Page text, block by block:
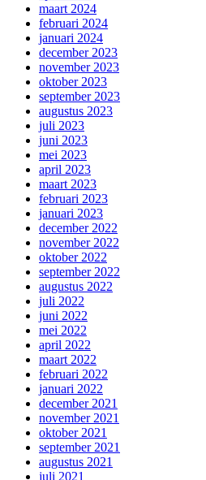
maart 2024
februari 2024
januari 2024
december 2023
november 2023
oktober 2023
september 2023
augustus 2023
juli 2023
juni 2023
mei 2023
april 2023
maart 2023
februari 2023
januari 2023
december 2022
november 2022
oktober 2022
september 2022
augustus 2022
juli 2022
juni 2022
mei 2022
april 2022
maart 2022
februari 2022
januari 2022
december 2021
november 2021
oktober 2021
september 2021
augustus 2021
juli 2021